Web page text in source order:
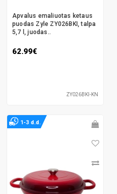
Apvalus emaliuotas ketaus
puodas Zyle ZY026BKI, talpa
5,7 l, juodas..
62.99€
ZY026BKI-KN
1-3 d.d.